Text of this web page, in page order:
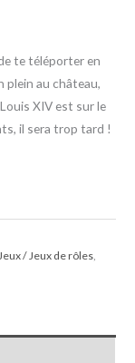
te téléporter en
plein au château,
XIV est sur le
il sera trop tard !
/ Jeux de rôles